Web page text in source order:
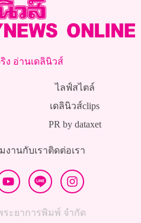
ง อ่านเดลินิวส์
ไลฟ์สไตล์
เดลินิวส์clips
PR by dataxet
งานกับเราติดต่อเรา
ะยาการพิมพ์ จำกัด